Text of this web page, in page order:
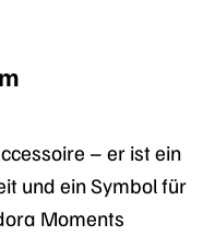
– er ist ein
und ein Symbol für
Moments